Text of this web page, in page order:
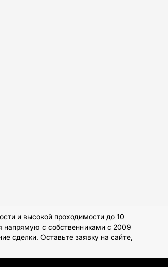
и высокой проходимости до 10
с собственниками с 2009
сделки. Оставьте заявку на сайте,